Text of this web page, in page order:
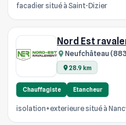
facadier situé à Saint-Dizier
Nord Est
Neufchâteau
28.9 km
Chauffagiste Etancheur
isolation+exterieure situé à